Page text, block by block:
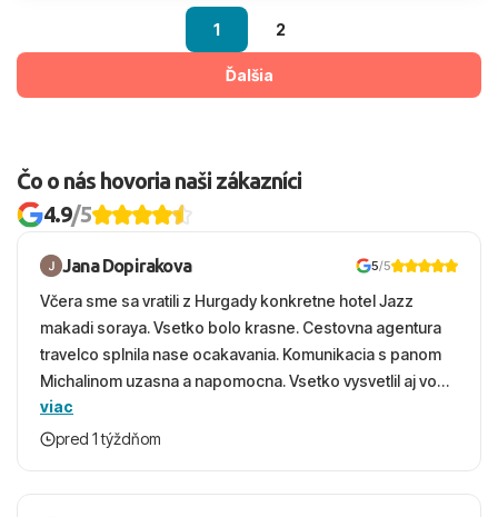
1 2
Ďalšia
Čo o nás hovoria naši zákazníci
4.9/5
Jana Dopirakova 5/5
Včera sme sa vratili z Hurgady konkretne hotel Jazz
makadi soraya. Vsetko bolo krasne. Cestovna agentura
travelco splnila nase ocakavania. Komunikacia s panom
Michalinom uzasna a napomocna. Vsetko vysvetlil aj vo
vecernych hodinach zaco sa ospravedlnujem. Hotel
krasny, cisty. Sluzby top. Strava, prostredie, more,
viac
pred 1 týždňom